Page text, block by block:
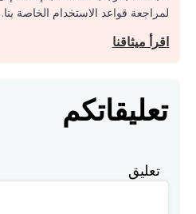
لمراجعة قواعد الاستخدام الخاصة بنا.
اقرأ ميثاقنا
تعليقاتكم
تعليق